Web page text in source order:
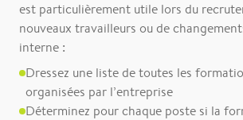
est particulièrement utile lors du
nouveaux travailleurs ou de
interne :
Dressez une liste de toutes les
organisées par l’entreprise
Déterminez pour chaque poste si la